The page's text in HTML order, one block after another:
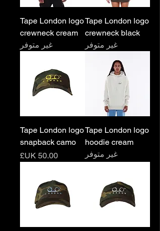
Tape London logo
crewneck black
غير متوفر
Tape London logo
crewneck cream
غير متوفر
Tape London logo
hoodie cream
غير متوفر
Tape London logo
snapback camo
السعر